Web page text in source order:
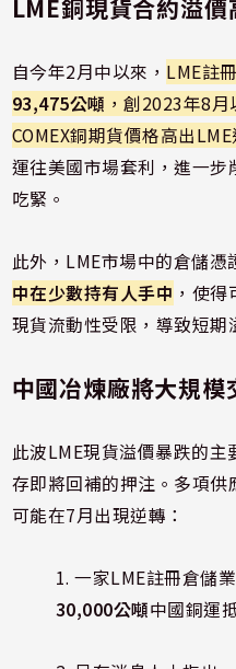
LME銅現貨合約溢價
自今年2月中以來， LME註
93,475公噸 ，創2023年8
COMEX銅期貨價格高出LME
運往美國市場套利，進一
吃緊。
此外，LME市場中的倉儲
中在少數持有人手中 ，使
現貨流動性受限，導致短期
中國冶煉廠將大規模
此波LME現貨溢價暴跌的
存即將回補的押注。多項
可能在7月出現逆轉：
1. 一家LME註冊倉儲
30,000公噸中國銅運